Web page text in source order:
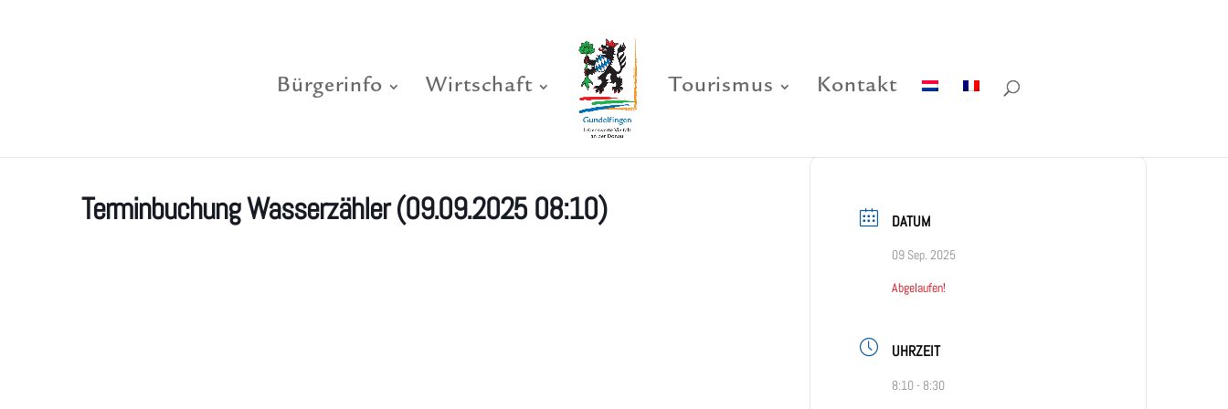
Bürgerinfo Wirtschaft Tourismus Kontakt
Terminbuchung Wasserzähler (09.09.2025 08:10) DATUM
09 Sep. 2025
Abgelaufen!
UHRZEIT
8:10 - 8:30